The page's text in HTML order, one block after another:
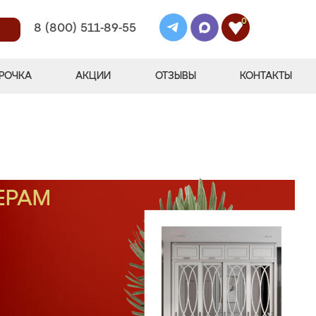
8 (800) 511-89-55
0
АКЦИИ ОТЗЫВЫ КОНТАКТЫ